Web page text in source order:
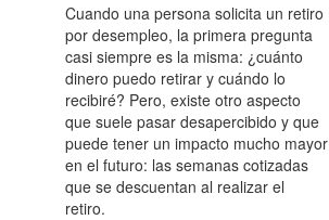
Cuando una persona solicita un retiro
por desempleo, la primera pregunta
casi siempre es la misma: ¿cuánto
dinero puedo retirar y cuándo lo
recibiré? Pero, existe otro aspecto
que suele pasar desapercibido y que
puede tener un impacto mucho mayor
en el futuro: las semanas cotizadas
que se descuentan al realizar el
retiro.